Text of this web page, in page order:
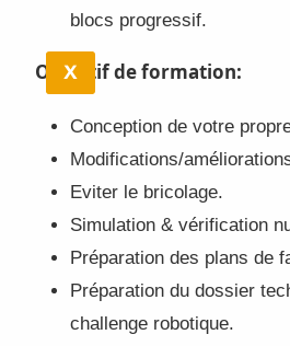
X
blocs progressif.
Objectif de formation:
Conception de votre
Modifications/
Eviter le bricolage.
Simulation & vérification
Préparation des plans de
Préparation du dossier
challenge robotique.